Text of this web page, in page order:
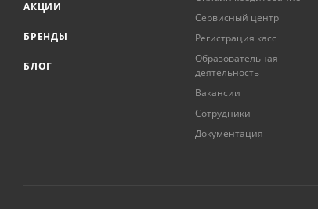
АКЦИИ
БРЕНДЫ
БЛОГ
Сервисный центр
Регистрация касс
Образовательная
деятельность
Вакансии
Сотрудники
Документация